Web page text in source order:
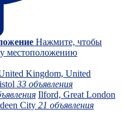
Нажмите, чтобы
местоположению
Kingdom, United
33 объявления
Ilford, Great London
City 21 объявления